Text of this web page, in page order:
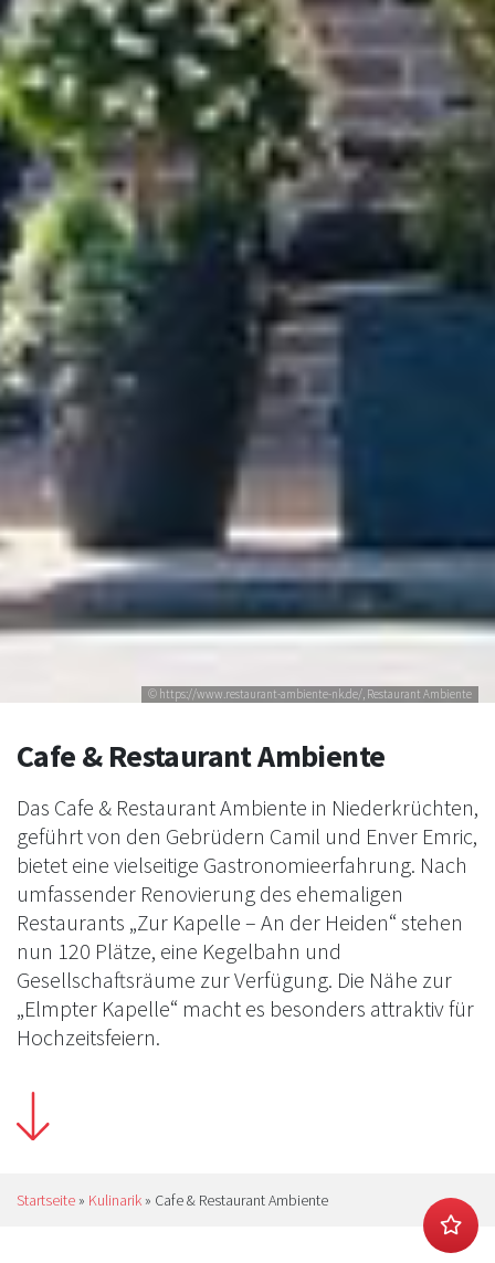
© https://www.restaurant-ambiente-nk.de/, Restaurant Ambiente
Cafe & Restaurant Ambiente
Das Cafe & Restaurant Ambiente in Niederkrüchten,
geführt von den Gebrüdern Camil und Enver Emric,
bietet eine vielseitige Gastronomieerfahrung. Nach
umfassender Renovierung des ehemaligen
Restaurants „Zur Kapelle – An der Heiden“ stehen
nun 120 Plätze, eine Kegelbahn und
Gesellschaftsräume zur Verfügung. Die Nähe zur
„Elmpter Kapelle“ macht es besonders attraktiv für
Hochzeitsfeiern.
Startseite » Kulinarik » Cafe & Restaurant Ambiente